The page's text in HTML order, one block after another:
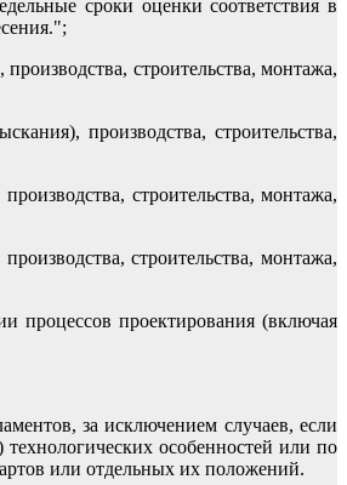
сроки оценки соответствия в
строительства, монтажа,
производства, строительства,
строительства, монтажа,
строительства, монтажа,
процессов проектирования (включая
за исключением случаев, если
особенностей или по
или отдельных их положений.